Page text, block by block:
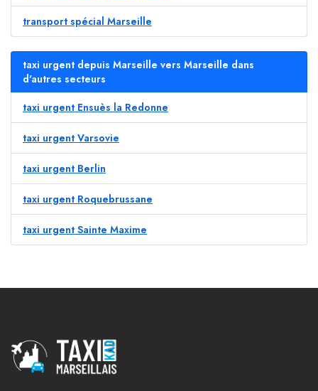
transport spécial Marseille
taxi urgent depuis Marseille vers Marseille dans
d'autres secteurs
taxi urgent Ensuès la Redonne
taxi urgent Varsovie
taxi urgent Berlin
taxi urgent Roquebrussane
taxi urgent Sainte Maxime